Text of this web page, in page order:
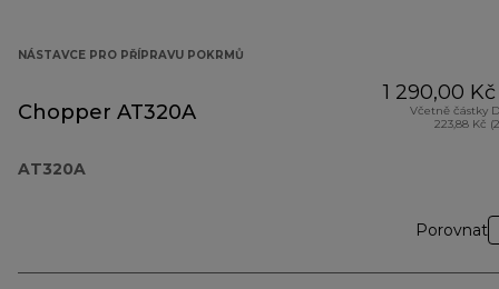
NÁSTAVCE PRO PŘÍPRAVU POKRMŮ
Chopper AT320A
AT320A
1 290,00 Kč
Včetně částky
223,88 Kč
Porovnat